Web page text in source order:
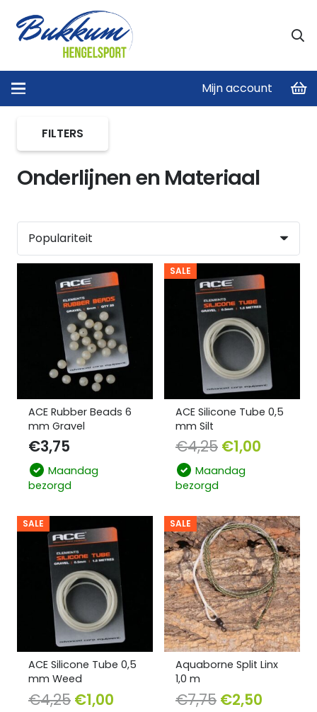
Mijn account
Home
Onderlijnen en Materiaal
ACE Rubber Beads 6
mm Gravel
€3,75
Maandag
bezorgd
SALE
ACE Silicone Tube 0,5
mm Silt
€4,25 €1,00
Maandag
bezorgd
SALE
ACE Silicone Tube 0,5
mm Weed
€4,25 €1,00
SALE
Aquaborne Split Linx
1,0 m
€7,75 €2,50
FILTERS